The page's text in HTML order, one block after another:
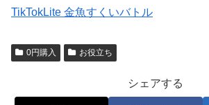
TikTokLite 金魚すくいバトル
0円購入 お役立ち
シェアする